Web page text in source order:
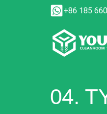
+86 185
04.